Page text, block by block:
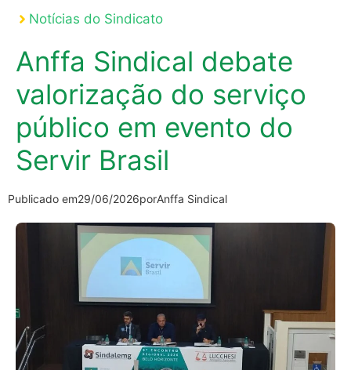
Notícias do Sindicato
Anffa Sindical debate
valorização do serviço
público em evento do
Servir Brasil
Publicado em29/06/2026porAnffa Sindical